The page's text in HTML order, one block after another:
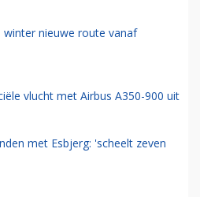
nieuwe route vanaf
vlucht met Airbus A350-900 uit
met Esbjerg: 'scheelt zeven